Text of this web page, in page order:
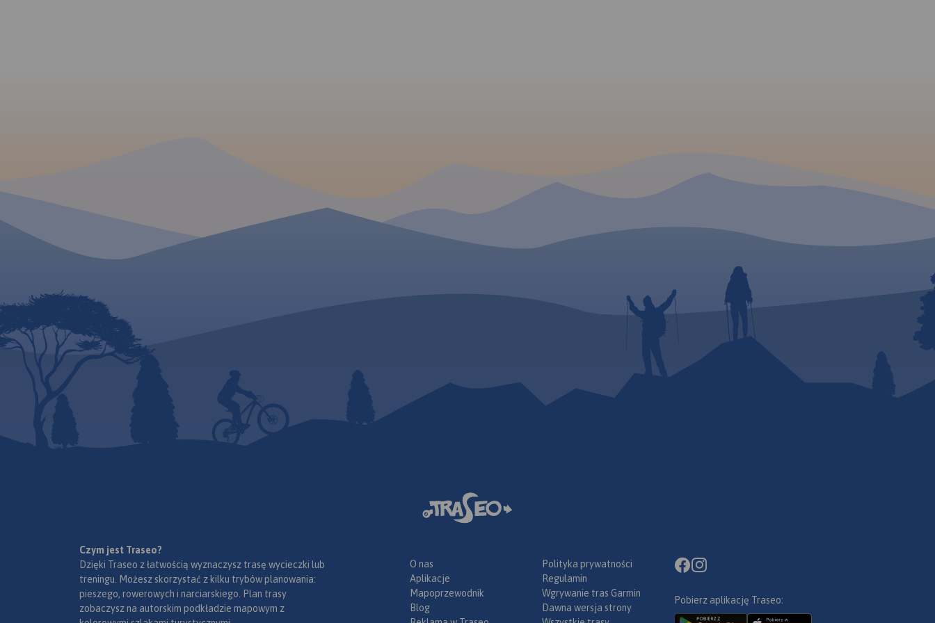
Czym jest Traseo?
Dzięki Traseo z łatwością wyznaczysz trasę wycieczki lub
treningu. Możesz skorzystać z kilku trybów planowania:
pieszego, rowerowych i narciarskiego. Plan trasy
zobaczysz na autorskim podkładzie mapowym z
O nas
Aplikacje
Mapoprzewodnik
Blog
Polityka prywatności
Regulamin
Wgrywanie tras Garmin
Dawna wersja strony
Pobierz aplikację Traseo: